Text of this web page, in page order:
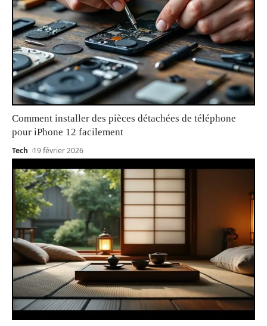
Comment installer des pièces détachées de téléphone
pour iPhone 12 facilement
Tech 19 février 2026